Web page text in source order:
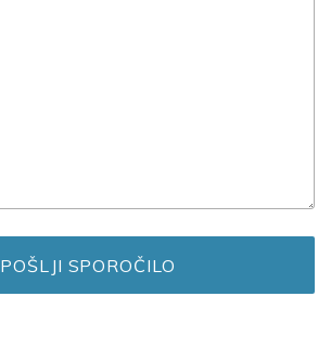
POŠLJI SPOROČILO